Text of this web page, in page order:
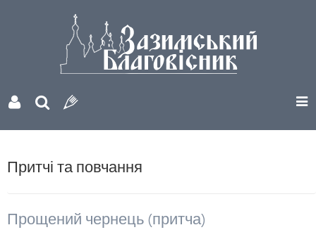
Притчі та повчання
Прощений чернець (притча)